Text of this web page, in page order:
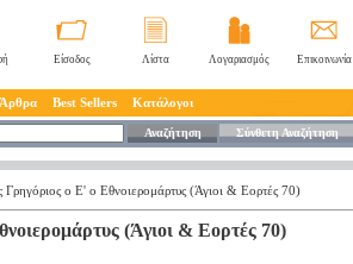
Είσοδος Λίστα Λογαριασμός Επικοινωνία
Άρθρα Best Sellers Κατάλογοι
Αναζήτηση Σύνθετη Αναζήτηση
Γρηγόριος ο Ε' ο Εθνοιερομάρτυς (Άγιοι & Εορτές 70)
(Άγιοι & Εορτές 70)